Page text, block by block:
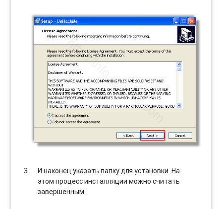
И наконец указать папку для установки. На
этом процесс инсталляции можно считать
завершенным.